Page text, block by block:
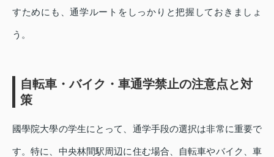
すためにも、通学ルートをしっかりと把握しておきましょ
う。
自転車・バイク・車通学禁止の注意点と対
策
國學院大學の学生にとって、通学手段の選択は非常に重要で
す。特に、中央林間駅周辺に住む場合、自転車やバイク、車